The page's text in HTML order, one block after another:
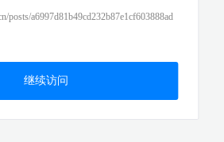
posts/a6997d81b49cd232b87e1cf603888ad
继续访问